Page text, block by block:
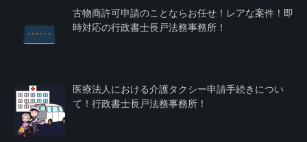
古物商許可申請のことならお任せ！レアな案件！即
時対応の行政書士長戸法務事務所！
医療法人における介護タクシー申請手続きについ
て！行政書士長戸法務事務所！